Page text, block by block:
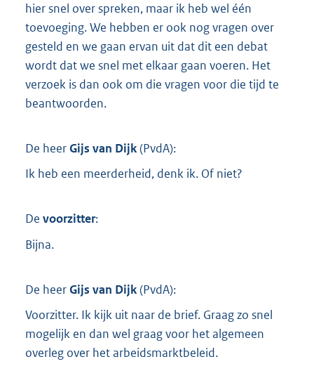
hier snel over spreken, maar ik heb wel één
toevoeging. We hebben er ook nog vragen over
gesteld en we gaan ervan uit dat dit een debat
wordt dat we snel met elkaar gaan voeren. Het
verzoek is dan ook om die vragen voor die tijd te
beantwoorden.
De heerGijs van Dijk(PvdA):
Ik heb een meerderheid, denk ik. Of niet?
De voorzitter:
Bijna.
De heerGijs van Dijk(PvdA):
Voorzitter. Ik kijk uit naar de brief. Graag zo snel
mogelijk en dan wel graag voor het algemeen
overleg over het arbeidsmarktbeleid.